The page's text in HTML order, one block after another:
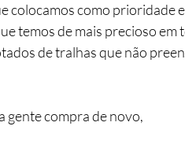
colocamos como prioridade
temos de mais precioso em
de tralhas que não
gente compra de novo,